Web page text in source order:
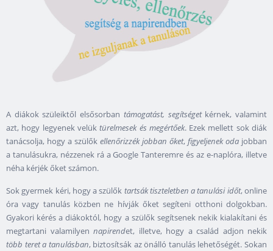
A diákok szüleiktől elsősorban támogatást, segítségetkérnek, valamint
azt, hogy legyenek velüktürelmesek és megértőek. Ezek mellett sok diák
tanácsolja, hogy a szülők ellenőrizzék jobban őket, figyeljenek oda jobban
a tanulásukra, nézzenek rá a Google Tanteremre és az e-naplóra, illetve
néha kérjék őket számon.
Sok gyermek kéri, hogy a szülők tartsák tiszteletben a tanulási időt, online
óra vagy tanulás közben ne hívják őket segíteni otthoni dolgokban.
Gyakori kérés a diákoktól, hogy a szülők segítsenek nekik kialakítani és
megtartani valamilyen napirendet, illetve, hogy a család adjon nekik
több teret a tanulásban, biztosítsák az önálló tanulás lehetőségét. Sokan